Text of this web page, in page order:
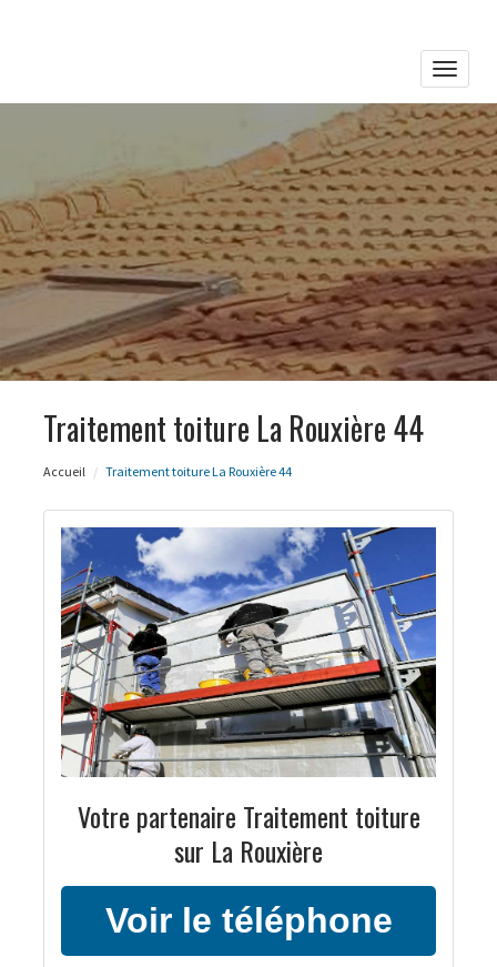
Toggle
Traitement toiture La Rouxière 44
Accueil Traitement toiture La Rouxière 44
Votre partenaire Traitement toiture
sur La Rouxière